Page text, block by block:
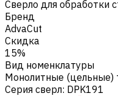
Сверло для обработки
Бренд
AdvaCut
Скидка
15%
Вид номенклатуры
Монолитные (цельные)
Серия сверл: DPK191